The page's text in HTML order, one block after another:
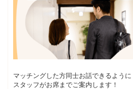
マッチングした方同士お話できるように
スタッフがお席までご案内します！